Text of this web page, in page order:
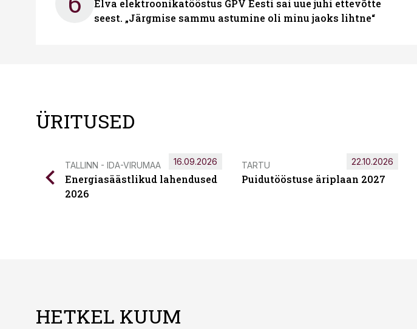
Elva elektroonikatööstus GPV Eesti sai uue juhi ettevõtte
seest. „Järgmise sammu astumine oli minu jaoks lihtne“
ÜRITUSED
TALLINN - IDA-VIRUMAA
Energiasäästlikud lahendused
2026
16.09.2026 TARTU
Puidutööstuse äriplaan 2027
22.10.2026
HETKEL KUUM